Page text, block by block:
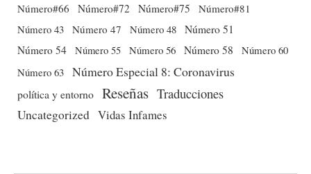
Número#66
Número#72 Número#75
Número#81
Número 43 Número 47 Número 48 Número 51
Número 54 Número 55 Número 56 Número 58
Número 60
Número 63 Número Especial 8: Coronavirus
política y entorno Reseñas Traducciones
Uncategorized Vidas Infames